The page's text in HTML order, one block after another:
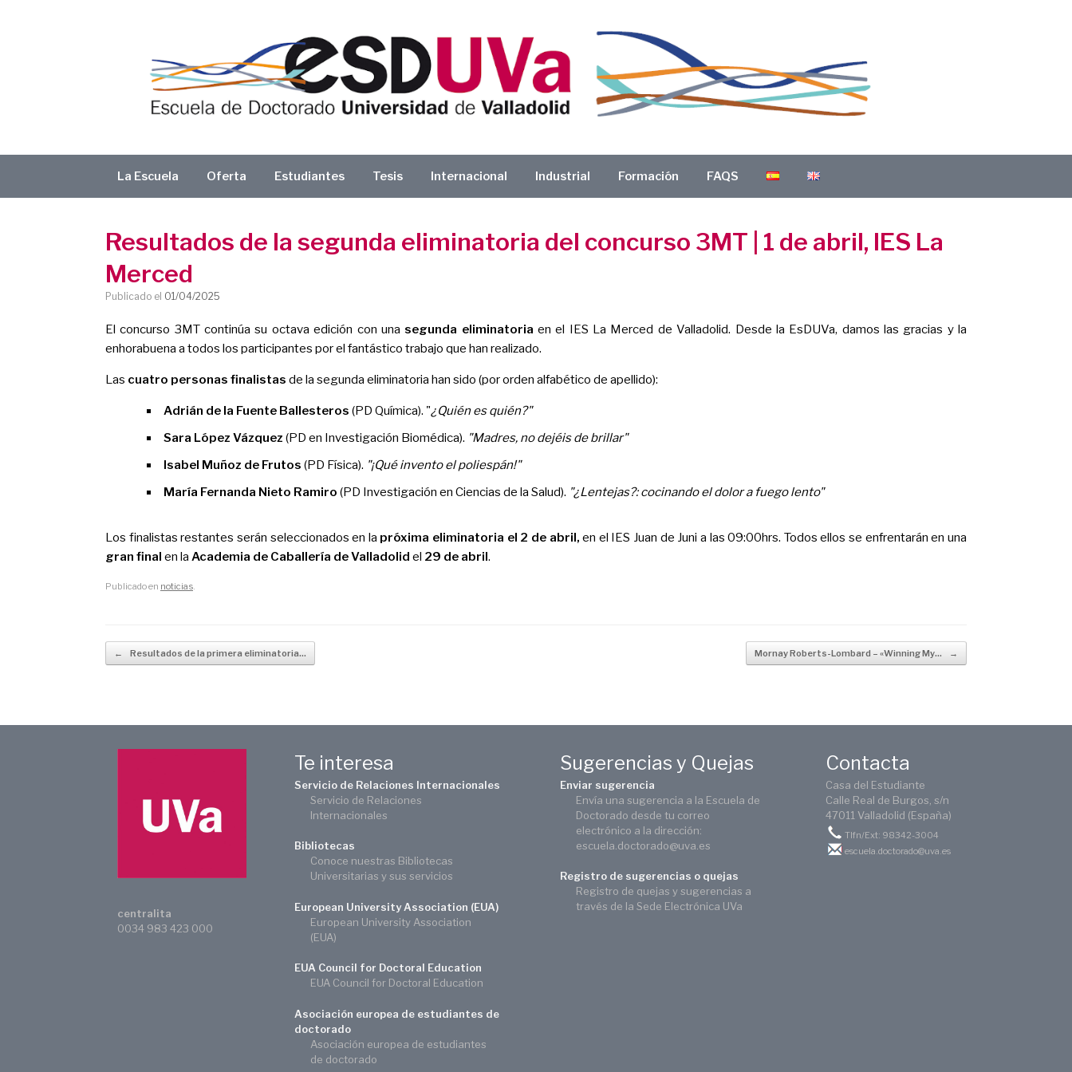
La Escuela Oferta Estudiantes Tesis Internacional Industrial Formación FAQS
Resultados de la segunda eliminatoria del concurso 3MT | 1 de abril, IES La
Merced
Publicado el 01/04/2025
El concurso 3MT continúa su octava edición con una segunda eliminatoria en el IES La Merced de Valladolid. Desde la EsDUVa, damos las gracias y la
enhorabuena a todos los participantes por el fantástico trabajo que han realizado.
Las cuatro personas finalistas de la segunda eliminatoria han sido (por orden alfabético de apellido):
Adrián de la Fuente Ballesteros (PD Química). "¿Quién es quién?"
Sara López Vázquez (PD en Investigación Biomédica). "Madres, no dejéis de brillar"
Isabel Muñoz de Frutos (PD Física). "¡Qué invento el poliespán!"
María Fernanda Nieto Ramiro (PD Investigación en Ciencias de la Salud). "¿Lentejas?: cocinando el dolor a fuego lento"
Los finalistas restantes serán seleccionados en la próxima eliminatoria el 2 de abril,en el IES Juan de Juni a las 09:00hrs. Todos ellos se enfrentarán en una
gran final en la Academia de Caballería de Valladolid el 29 de abril.
Publicado en noticias
Navegador de artículos
← Resultados de la primera eliminatoria… Mornay Roberts-Lombard – «Winning My… →
centralita
0034 983 423 000
Te interesa
Servicio de Relaciones Internacionales
Servicio de Relaciones
Internacionales
Bibliotecas
Conoce nuestras Bibliotecas
Universitarias y sus servicios
European University Association (EUA)
European University Association
(EUA)
EUA Council for Doctoral Education
EUA Council for Doctoral Education
Asociación europea de estudiantes de
doctorado
Asociación europea de estudiantes
de doctorado
Sugerencias y Quejas
Enviar sugerencia
Envía una sugerencia a la Escuela de
Doctorado desde tu correo
electrónico a la dirección:
escuela.doctorado@uva.es
Registro de sugerencias o quejas
Registro de quejas y sugerencias a
través de la Sede Electrónica UVa
Contacta
Casa del Estudiante
Calle Real de Burgos, s/n
47011 Valladolid (España)
Tlfn/Ext: 98342-3004
escuela.doctorado@uva.es